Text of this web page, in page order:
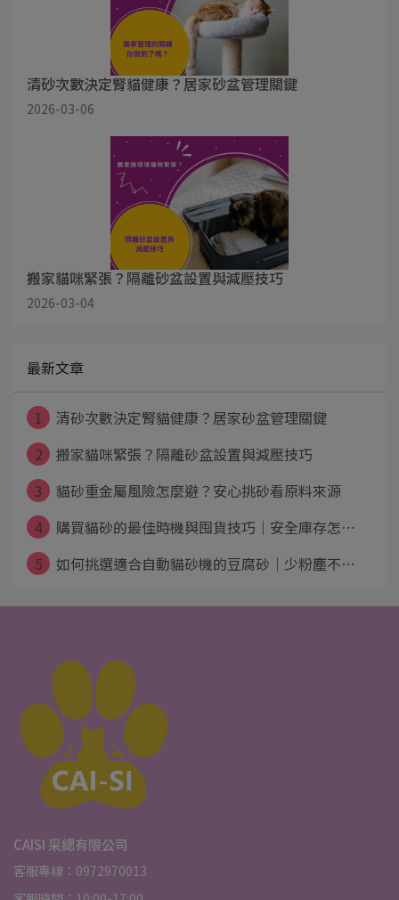
清砂次數決定腎貓健康？居家砂盆管理關鍵
2026-03-06
搬家貓咪緊張？隔離砂盆設置與減壓技巧
2026-03-04
最新文章
1
清砂次數決定腎貓健康？居家砂盆管理關鍵
2
搬家貓咪緊張？隔離砂盆設置與減壓技巧
3
貓砂重金屬風險怎麼避？安心挑砂看原料來源
4
購買貓砂的最佳時機與囤貨技巧｜安全庫存怎⋯
5
如何挑選適合自動貓砂機的豆腐砂｜少粉塵不⋯
CAISI 采緦有限公司
客服專線：0972970013